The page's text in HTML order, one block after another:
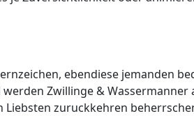
ebendiese jemanden
Zwillinge &
zuruckkehren